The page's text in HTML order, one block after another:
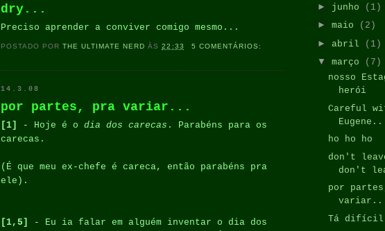
dry...
Preciso aprender a conviver comigo mesmo...
POSTADO PORTHE ULTIMATE NERD ÀS22:33 5 COMENTÁRIOS:
14.3.08
por partes, pra variar...
[1] - Hoje é o dia dos carecas . Parabéns para os
carecas.
(É que meu ex-chefe é careca, então parabéns pra
ele).
[1,5]
- Eu ia falar em alguém inventar o dia dos
► junho
(1)
► maio
(2)
► abril
(1)
▼ março
(7)
nosso
herói
Careful
ho ho ho
don't
don't
por
Tá